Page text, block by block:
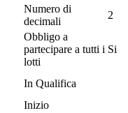
Numero di
decimali
2
Obbligo a
partecipare a tutti i
lotti
Si
In Qualifica
Inizio